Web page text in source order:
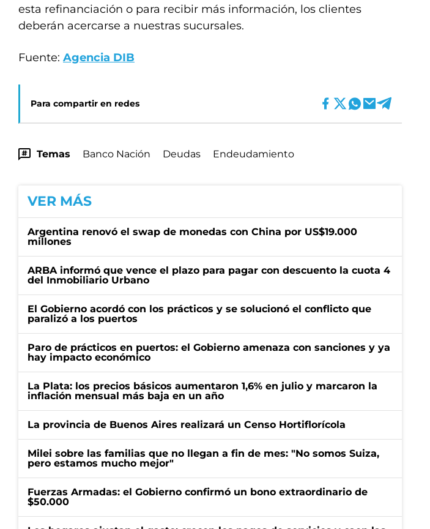
esta refinanciación o para recibir más información, los clientes
deberán acercarse a nuestras sucursales.
Fuente: Agencia DIB
Para compartir en redes
Temas Banco Nación Deudas Endeudamiento
VER MÁS
Argentina renovó el swap de monedas con China por US$19.000
millones
ARBA informó que vence el plazo para pagar con descuento la cuota 4
del Inmobiliario Urbano
El Gobierno acordó con los prácticos y se solucionó el conflicto que
paralizó a los puertos
Paro de prácticos en puertos: el Gobierno amenaza con sanciones y ya
hay impacto económico
La Plata: los precios básicos aumentaron 1,6% en julio y marcaron la
inflación mensual más baja en un año
La provincia de Buenos Aires realizará un Censo Hortiflorícola
Milei sobre las familias que no llegan a fin de mes: "No somos Suiza,
pero estamos mucho mejor"
Fuerzas Armadas: el Gobierno confirmó un bono extraordinario de
$50.000